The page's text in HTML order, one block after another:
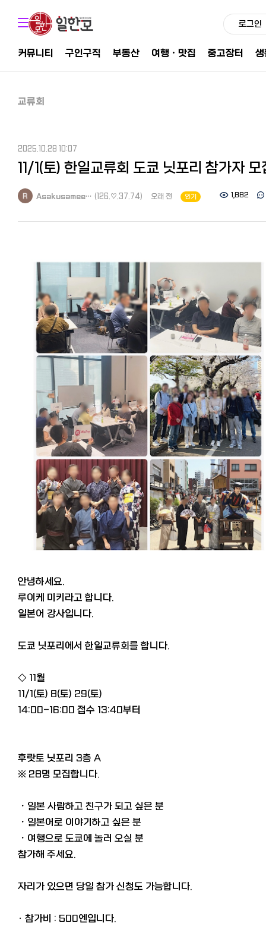
로그인
커뮤니티 구인구직 부동산 여행ㆍ맛집 중고장터
교류회
2025.10.28 10:07
11/1(토) 한일교류회 도쿄 닛포리 참가자 모
Asakusamee… (126.♡.37.74) 오래 전 인기 1,882
안녕하세요.
루이케 미키라고 합니다.
일본어 강사입니다.
도쿄 닛포리에서 한일교류회를 합니다.
◇ 11월
11/1(토) 8(토) 29(토)
14:00-16:00 접수 13:40부터
후랏토 닛포리 3층 A
※ 28명 모집합니다.
・일본 사람하고 친구가 되고 싶은 분
・일본어로 이야기하고 싶은 분
・여행으로 도쿄에 놀러 오실 분
참가해 주세요.
자리가 있으면 당일 참가 신청도 가능합니다.
· 참가비 : 500엔입니다.